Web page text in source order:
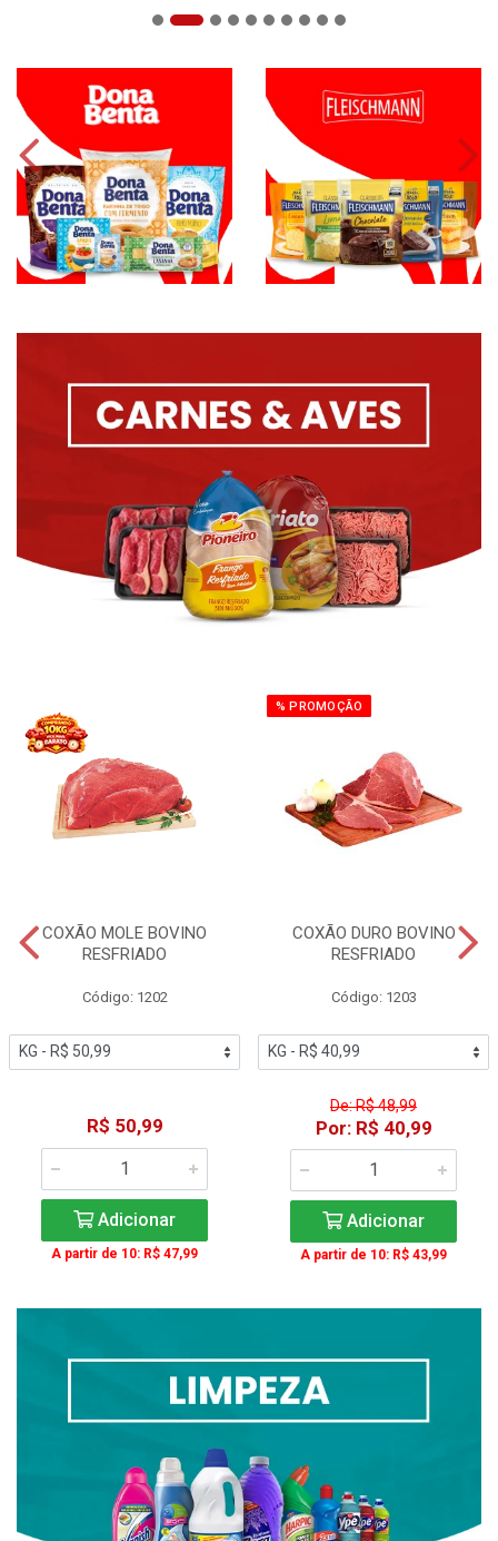
COXÃO MOLE BOVINO
RESFRIADO
Código: 1202
R$ 50,99
Adicionar
A partir de 10: R$ 47,99
% PROMOÇÃO
COXÃO DURO BOVINO
RESFRIADO
Código: 1203
De: R$ 48,99
Por: R$ 40,99
Adicionar
A partir de 10: R$ 43,99